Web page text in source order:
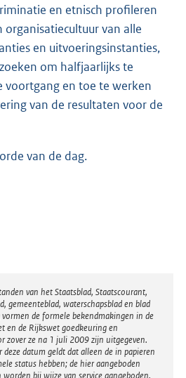
en etnisch profileren
organisatiecultuur van alle
en uitvoeringsinstanties,
om halfjaarlijks te
voortgang en toe te werken
van de resultaten voor de
van de dag.
van het Staatsblad, Staatscourant,
gemeenteblad, waterschapsblad en blad
de formele bekendmakingen in de
en de Rijkswet goedkeuring en
zover ze na 1 juli 2009 zijn uitgegeven.
datum geldt dat alleen de in papieren
status hebben; de hier aangeboden
bij wijze van service aangeboden.